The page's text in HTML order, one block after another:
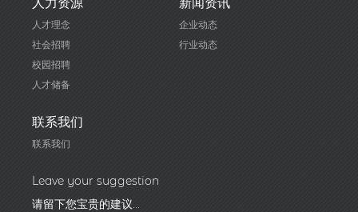
人力资源
人才理念
社会招聘
校园招聘
人才储备
新闻资讯
企业动态
行业动态
联系我们
联系我们
Leave your suggestion
请留下您宝贵的建议...